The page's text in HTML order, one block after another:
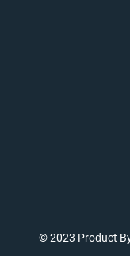
© 2023 Product